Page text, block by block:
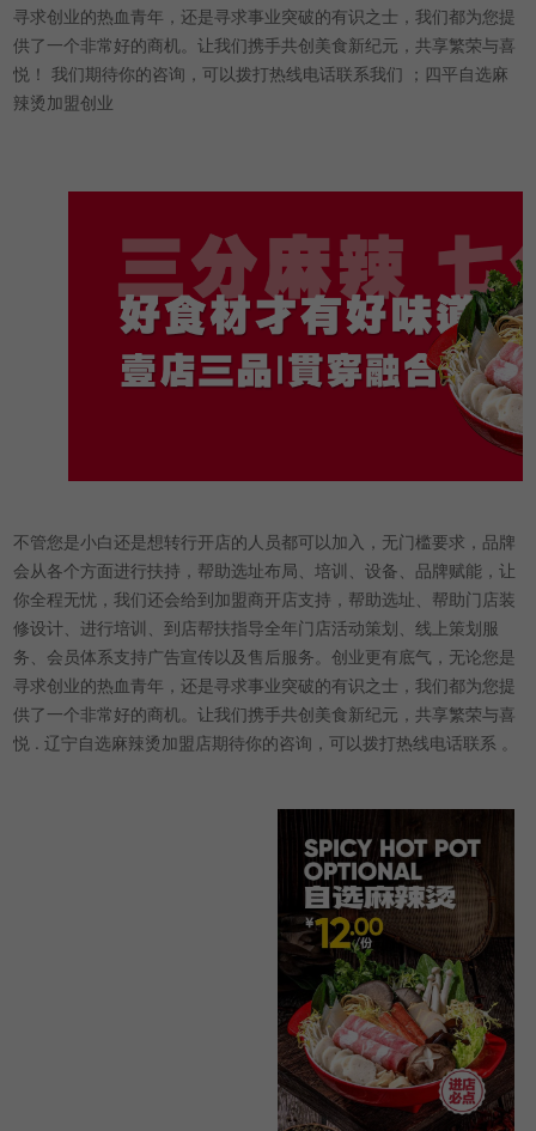
寻求创业的热血青年，还是寻求事业突破的有识之士，我们都为您提
供了一个非常好的商机。让我们携手共创美食新纪元，共享繁荣与喜
悦！ 我们期待你的咨询，可以拨打热线电话联系我们 ；四平自选麻
辣烫加盟创业
不管您是小白还是想转行开店的人员都可以加入，无门槛要求，品牌
会从各个方面进行扶持，帮助选址布局、培训、设备、品牌赋能，让
你全程无忧，我们还会给到加盟商开店支持，帮助选址、帮助门店装
修设计、进行培训、到店帮扶指导全年门店活动策划、线上策划服
务、会员体系支持广告宣传以及售后服务。创业更有底气，无论您是
寻求创业的热血青年，还是寻求事业突破的有识之士，我们都为您提
供了一个非常好的商机。让我们携手共创美食新纪元，共享繁荣与喜
悦 . 辽宁自选麻辣烫加盟店期待你的咨询，可以拨打热线电话联系 。